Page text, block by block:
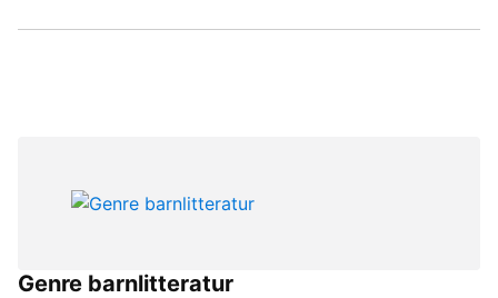
Genre barnlitteratur